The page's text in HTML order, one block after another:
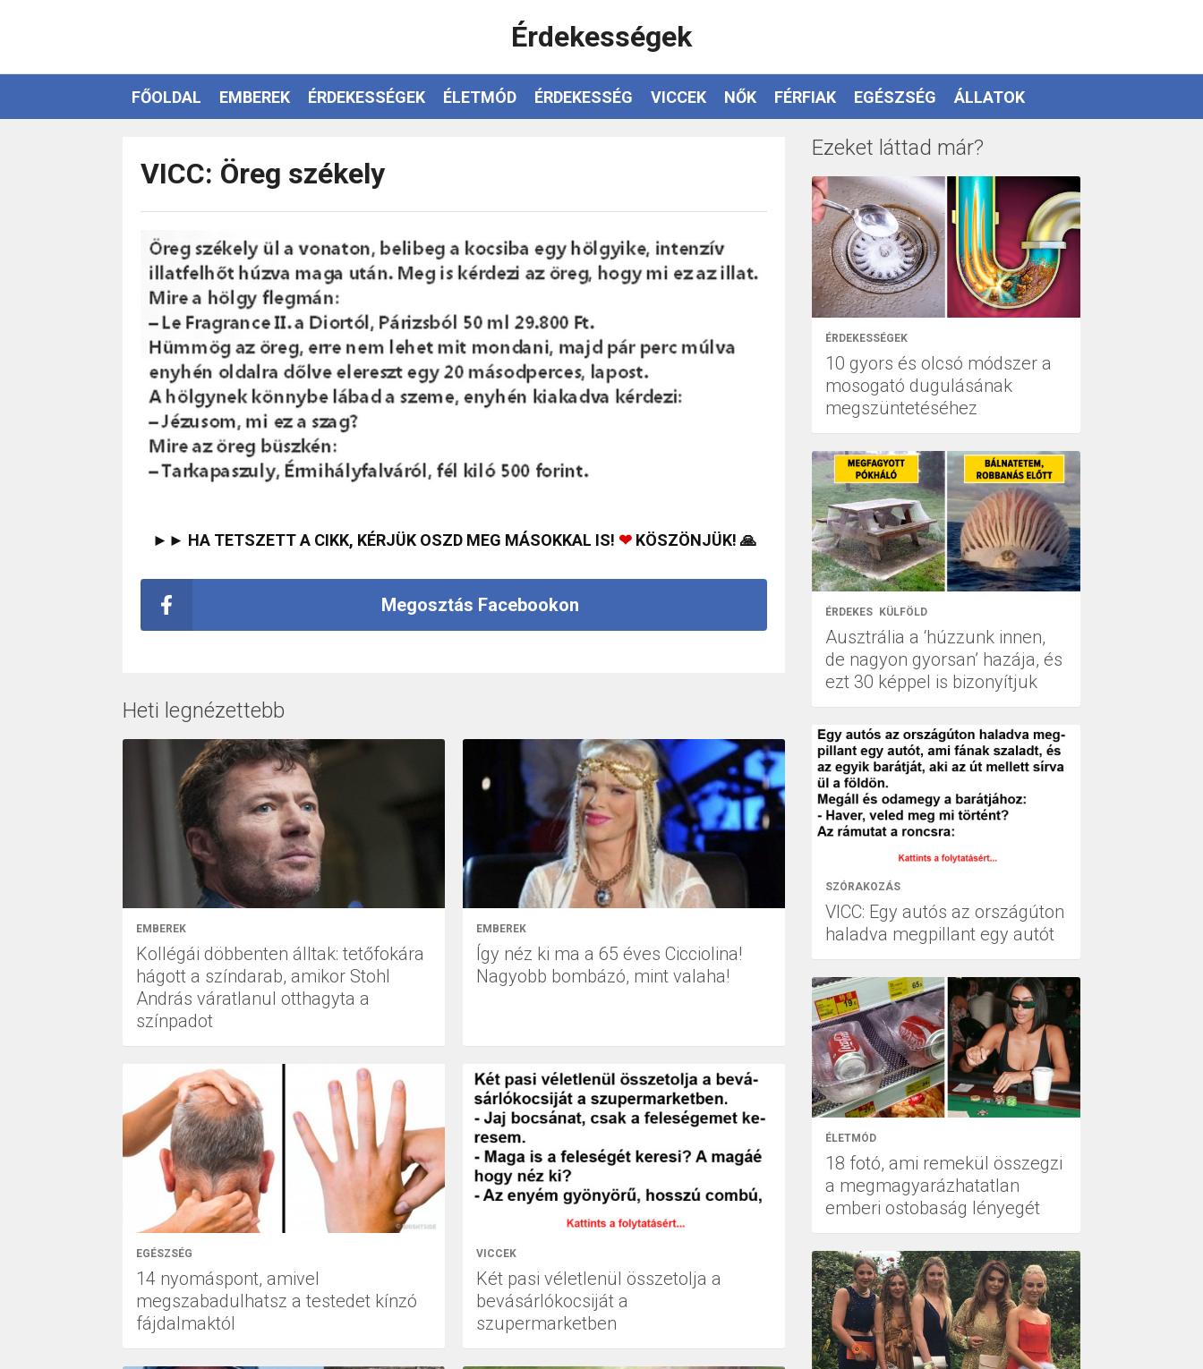
Érdekességek
FŐOLDAL EMBEREK ÉRDEKESSÉGEK ÉLETMÓD ÉRDEKESSÉG VICCEK NŐK FÉRFIAK EGÉSZSÉG ÁLLATOK
VICC: Öreg székely
►► HA TETSZETT A CIKK, KÉRJÜK OSZD MEG MÁSOKKAL IS! ❤KÖSZÖNJÜK! 🙏
Megosztás Facebookon
Heti legnézettebb
EMBEREK
Kollégái döbbenten álltak: tetőfokára
hágott a színdarab, amikor Stohl
András váratlanul otthagyta a
színpadot
EMBEREK
Így néz ki ma a 65 éves Cicciolina!
Nagyobb bombázó, mint valaha!
EGÉSZSÉG
14 nyomáspont, amivel
megszabadulhatsz a testedet kínzó
fájdalmaktól
VICCEK
Két pasi véletlenül összetolja a
bevásárlókocsiját a
szupermarketben
Ezeket láttad már?
ÉRDEKESSÉGEK
10 gyors és olcsó módszer a
mosogató dugulásának
megszüntetéséhez
ÉRDEKES KÜLFÖLD
Ausztrália a ‘húzzunk innen,
de nagyon gyorsan’ hazája, és
ezt 30 képpel is bizonyítjuk
SZÓRAKOZÁS
VICC: Egy autós az országúton
haladva megpillant egy autót
ÉLETMÓD
18 fotó, ami remekül összegzi
a megmagyarázhatatlan
emberi ostobaság lényegét